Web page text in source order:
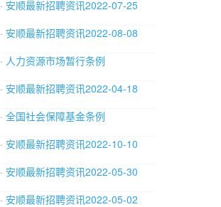
· 安顺最新招聘资讯2022-07-25
· 安顺最新招聘资讯2022-08-08
· 人力资源市场暂行条例
· 安顺最新招聘资讯2022-04-18
· 全国社会保障基金条例
· 安顺最新招聘资讯2022-10-10
· 安顺最新招聘资讯2022-05-30
· 安顺最新招聘资讯2022-05-02